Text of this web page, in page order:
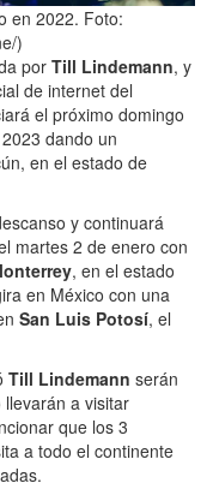
en 2022. Foto:
)
por Till Lindemann, y
de internet del
el próximo domingo
dando un
en el estado de
y continuará
martes 2 de enero con
, en el estado
en México con una
San Luis Potosí, el
Till Lindemann serán
a visitar
que los 3
a todo el continente